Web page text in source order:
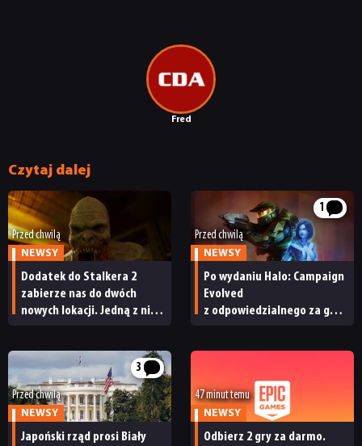
Fred
Czytaj dalej
Przed chwilą
NEWSY
Dodatek do Stalkera 2
zabierze nas do dwóch
nowych lokacji. Jedną z nich
1
Przed chwilą
NEWSY
Po wydaniu Halo: Campaign
Evolved
z odpowiedzialnego za grę
3
Przed chwilą
NEWSY
Japoński rząd prosi Biały
47 minut temu
NEWSY
Odbierz 2 gry za darmo.